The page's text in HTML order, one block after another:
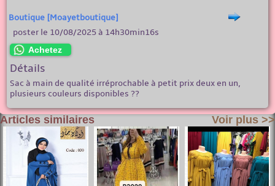
Boutique [Moayetboutique]
poster le 10/08/2025 à 14h30min16s
Achetez
Détails
Sac à main de qualité irréprochable à petit prix deux en un,
plusieurs couleurs disponibles ??
Articles similaires Voir plus >>